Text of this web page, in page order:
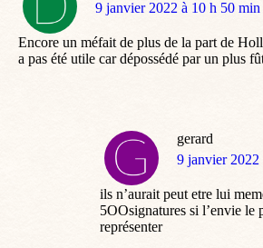
dit
9 janvier 2022 à 10 h 50 min
Encore un méfait de plus de la part de
a pas été utile car dépossédé par un plus
gerard
dit
9 janvier 2022
ils n’aurait peut etre lui
5OOsignatures si l’envie le
représenter